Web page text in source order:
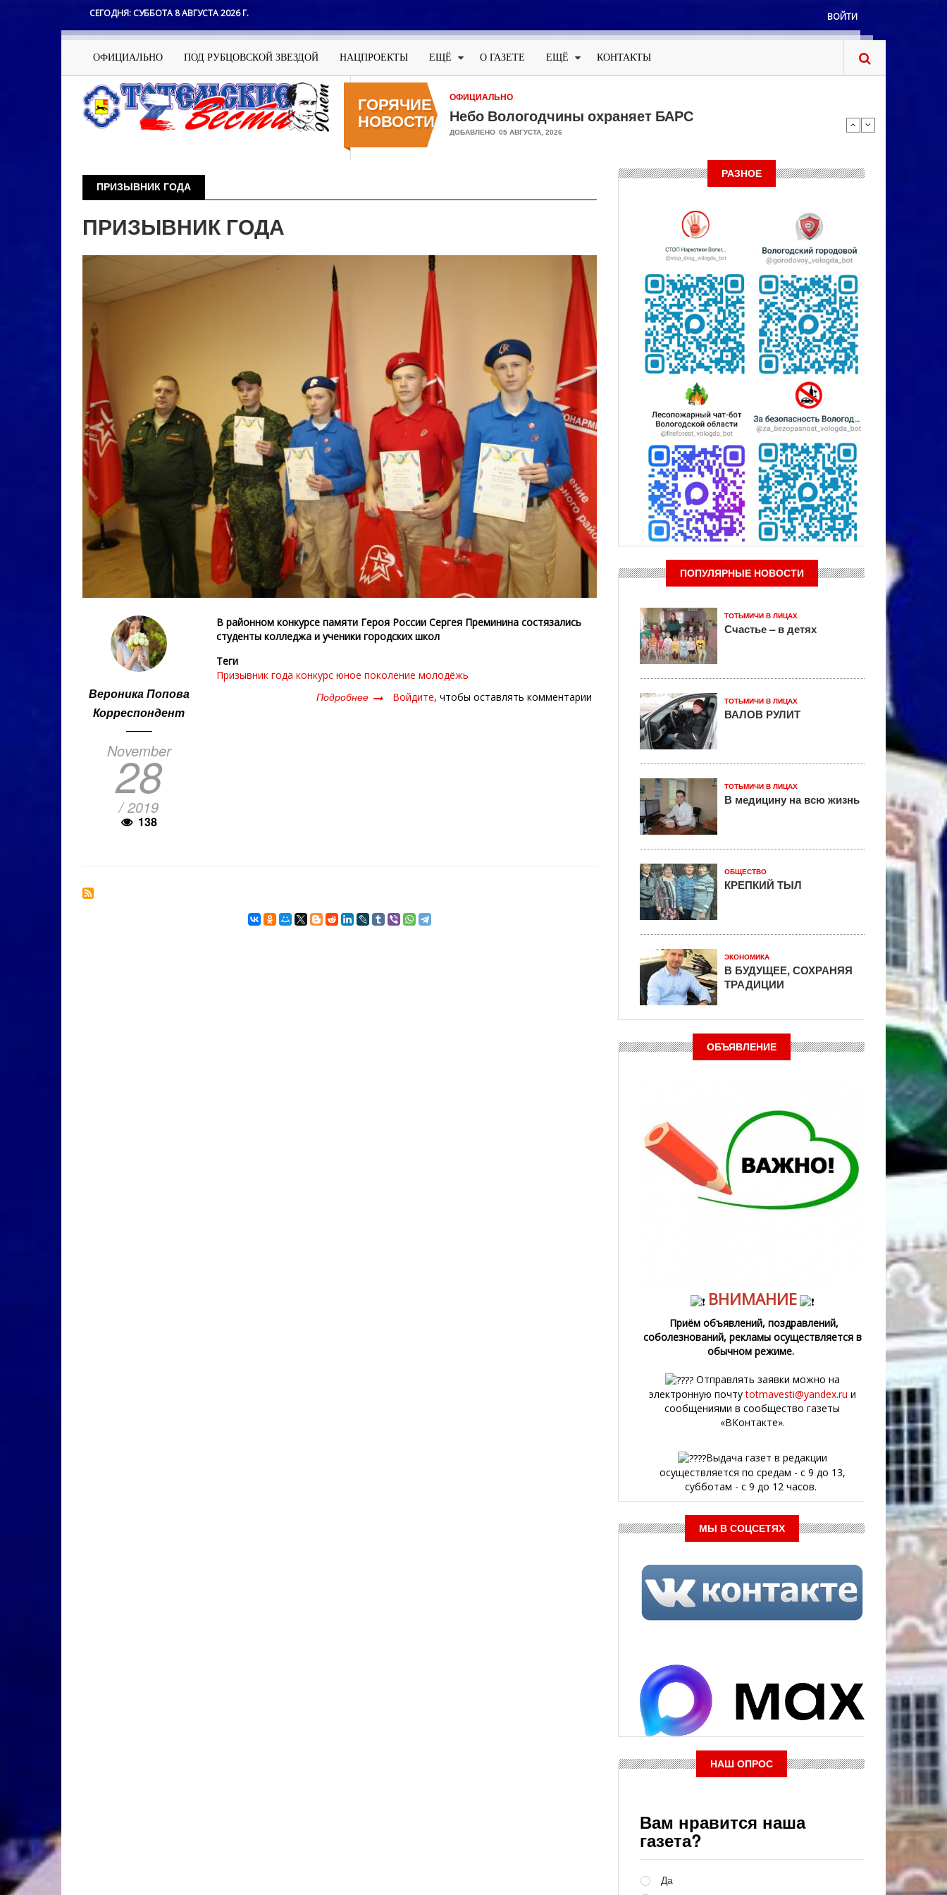
СЕГОДНЯ: СУББОТА 8 АВГУСТА 2026 Г.
Меню
учётной
записи
пользователя
ВОЙТИ
Основная
навигация
ОФИЦИАЛЬНО ПОД РУБЦОВСКОЙ ЗВЕЗДОЙ НАЦПРОЕКТЫ ЕЩЁ О ГАЗЕТЕ ЕЩЁ КОНТАКТЫ
ГОРЯЧИЕ
НОВОСТИ
ОФИЦИАЛЬНО
Небо Вологодчины охраняет БАРС
ДОБАВЛЕНО 05 АВГУСТА, 2026
ПРИЗЫВНИК ГОДА
ПРИЗЫВНИК ГОДА
Вероника Попова
Корреспондент
November
28
/ 2019
138
В районном конкурсе памяти Героя России Сергея Преминина состязались
студенты колледжа и ученики городских школ
Теги
Призывник года конкурс юное поколение молодёжь
Подробнее о
Войдите, чтобы оставлять комментарии
РАЗНОЕ
ПОПУЛЯРНЫЕ НОВОСТИ
ТОТЬМИЧИ В ЛИЦАХ
Счастье – в детях
ТОТЬМИЧИ В ЛИЦАХ
ВАЛОВ РУЛИТ
ТОТЬМИЧИ В ЛИЦАХ
В медицину на всю жизнь
ОБЩЕСТВО
КРЕПКИЙ ТЫЛ
ЭКОНОМИКА
В БУДУЩЕЕ, СОХРАНЯЯ
ТРАДИЦИИ
ОБЪЯВЛЕНИЕ
ВНИМАНИЕ
Приём объявлений, поздравлений,
соболезнований, рекламы осуществляется в
обычном режиме.
Отправлять заявки можно на
электронную почтуtotmavesti@yandex.ru и
сообщениями в сообщество газеты
«ВКонтакте».
Выдача газет в редакции
осуществляется по средам - с 9 до 13,
субботам - с 9 до 12 часов.
МЫ В СОЦСЕТЯХ
НАШ ОПРОС
Вам нравится наша
газета?
Да